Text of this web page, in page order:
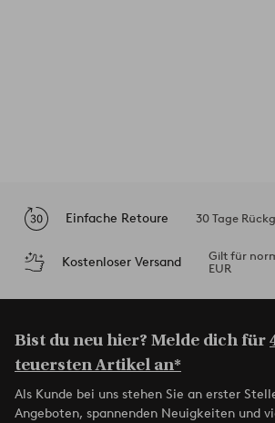
Einfache Retoure 30 Tage
Kostenloser Versand
Gilt für
EUR
Bist du neu hier? Melde dich für
teuersten Artikel an*
Als Kunde bei uns stehen Sie an erster
Angeboten, spannenden Neuigkeiten und